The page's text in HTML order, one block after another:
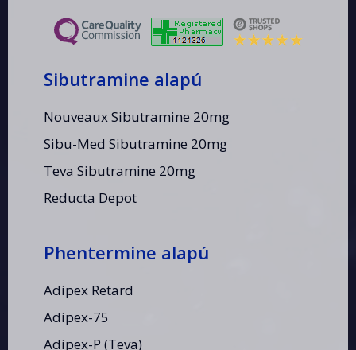
Sibutramine alapú
Nouveaux Sibutramine 20mg
Sibu-Med Sibutramine 20mg
Teva Sibutramine 20mg
Reducta Depot
Phentermine alapú
Adipex Retard
Adipex-75
Adipex-P (Teva)